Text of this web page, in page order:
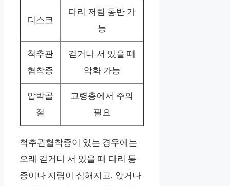
디스크
다리 저림 동반 가
능
척추관
협착증
걷거나 서 있을 때
악화 가능
압박골
절
고령층에서 주의
필요
척추관협착증이 있는 경우에는
오래 걷거나 서 있을 때 다리 통
증이나 저림이 심해지고, 앉거나